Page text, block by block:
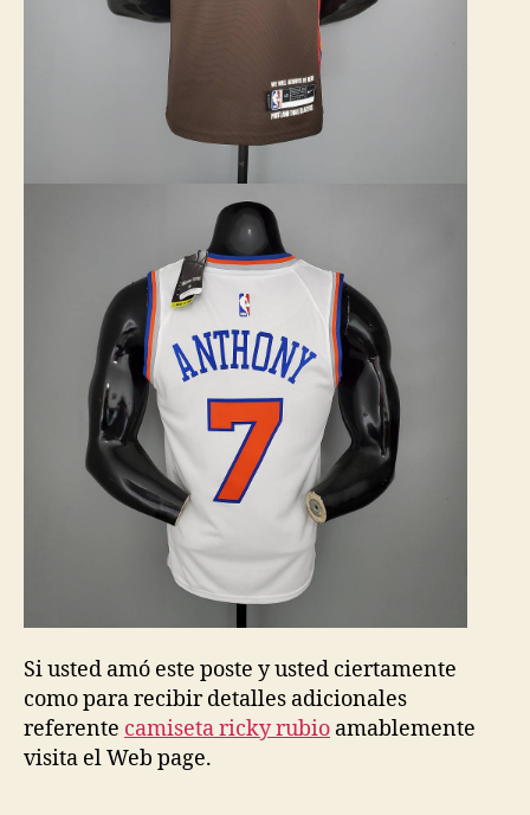
Si usted amó este poste y usted ciertamente
como para recibir detalles adicionales
referente camiseta ricky rubio amablemente
visita el Web page.